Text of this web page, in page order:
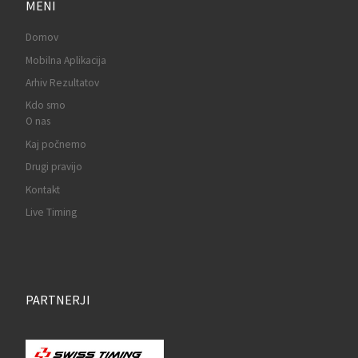
MENI
Domov
Mobilna Aplikacija
Arhiv Rezultatov
Kdo smo
O nas
Kaj počnemo
Drugi pravijo
Kontakt
Live Timing
PARTNERJI